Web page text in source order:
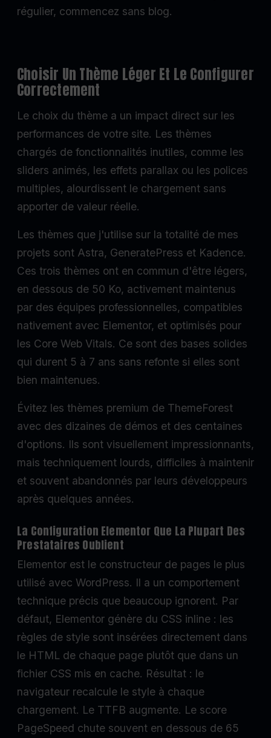
régulier, commencez sans blog.
Choisir Un Thème Léger Et Le Configurer
Correctement
Le choix du thème a un impact direct sur les
performances de votre site. Les thèmes
chargés de fonctionnalités inutiles, comme les
sliders animés, les effets parallax ou les polices
multiples, alourdissent le chargement sans
apporter de valeur réelle.
Les thèmes que j'utilise sur la totalité de mes
projets sont Astra, GeneratePress et Kadence.
Ces trois thèmes ont en commun d'être légers,
en dessous de 50 Ko, activement maintenus
par des équipes professionnelles, compatibles
nativement avec Elementor, et optimisés pour
les Core Web Vitals. Ce sont des bases solides
qui durent 5 à 7 ans sans refonte si elles sont
bien maintenues.
Évitez les thèmes premium de ThemeForest
avec des dizaines de démos et des centaines
d'options. Ils sont visuellement impressionnants,
mais techniquement lourds, difficiles à maintenir
et souvent abandonnés par leurs développeurs
après quelques années.
La Configuration Elementor Que La Plupart Des
Prestataires Oublient
Elementor est le constructeur de pages le plus
utilisé avec WordPress. Il a un comportement
technique précis que beaucoup ignorent. Par
défaut, Elementor génère du CSS inline : les
règles de style sont insérées directement dans
le HTML de chaque page plutôt que dans un
fichier CSS mis en cache. Résultat : le
navigateur recalcule le style à chaque
chargement. Le TTFB augmente. Le score
PageSpeed chute souvent en dessous de 65